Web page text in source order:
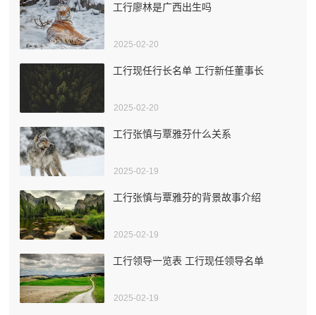
工行廖林是广西出生吗
2025-02-20
工行现任行长名单 工行新任董事长
2025-02-20
工行张慎与覃雅芬什么关系
2025-02-19
工行张慎与覃雅芬的背景故事介绍
2025-02-19
工行领导一览表 工行现任领导名单
2025-02-19